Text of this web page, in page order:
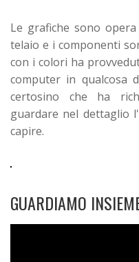
Le grafiche sono
telaio e i componenti
con i colori ha
computer in qualcosa
certosino che ha
guardare nel dettaglio
capire.
GUARDIAMO